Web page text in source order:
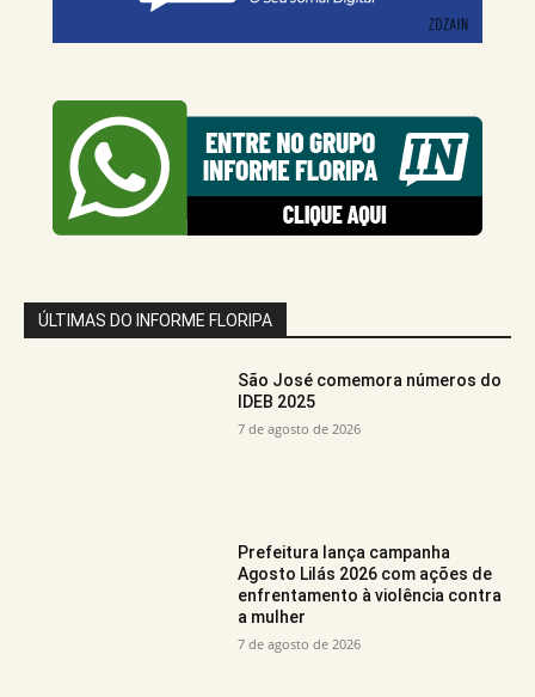
ÚLTIMAS DO INFORME FLORIPA
São José comemora números do
IDEB 2025
7 de agosto de 2026
Prefeitura lança campanha
Agosto Lilás 2026 com ações de
enfrentamento à violência contra
a mulher
7 de agosto de 2026